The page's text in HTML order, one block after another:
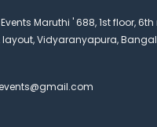
Maruthi ' 688, 1st floor,
layout, Vidyaranyapura,